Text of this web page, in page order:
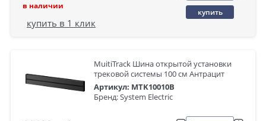
в наличии
купить
купить в 1 клик
MuitiTrack Шина открытой установки
трековой системы 100 см Антрацит
Артикул: MTK10010B
Бренд: System Electric